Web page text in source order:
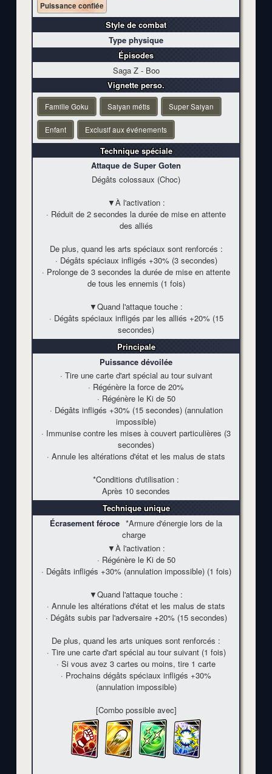
Puissance confiée
Style de combat
Type physique
Épisodes
Saga Z - Boo
Vignette perso.
Famille Goku Saiyan métis Super Saiyan
Enfant Exclusif aux événements
Technique spéciale
Attaque de Super Goten
Dégâts colossaux (Choc)
▼À l'activation :
· Réduit de 2 secondes la durée de mise en attente
des alliés
De plus, quand les arts spéciaux sont renforcés :
· Dégâts spéciaux infligés +30% (3 secondes)
· Prolonge de 3 secondes la durée de mise en attente
de tous les ennemis (1 fois)
▼Quand l'attaque touche :
· Dégâts spéciaux infligés par les alliés +20% (15
secondes)
Principale
Puissance dévoilée
· Tire une carte d'art spécial au tour suivant
· Régénère la force de 20%
· Régénère le Ki de 50
· Dégâts infligés +30% (15 secondes) (annulation
impossible)
· Immunise contre les mises à couvert particulières (3
secondes)
· Annule les altérations d'état et les malus de stats
*Conditions d'utilisation :
Après 10 secondes
Technique unique
Écrasement féroce *Armure d'énergie lors de la
charge
▼À l'activation :
· Régénère le Ki de 50
· Dégâts infligés +30% (annulation impossible) (1 fois)
▼Quand l'attaque touche :
· Annule les altérations d'état et les malus de stats
· Dégâts subis par l'adversaire +20% (15 secondes)
De plus, quand les arts uniques sont renforcés :
· Tire une carte d'art spécial au tour suivant (1 fois)
· Si vous avez 3 cartes ou moins, tire 1 carte
· Prochains dégâts spéciaux infligés +30%
(annulation impossible)
[Combo possible avec]